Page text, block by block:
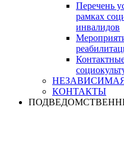
Перечень
рамках
инвалидов
КОНТАКТЫ